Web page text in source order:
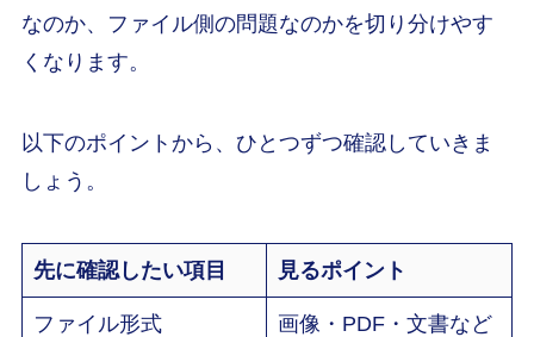
なのか、ファイル側の問題なのかを切り分けやす
くなります。
以下のポイントから、ひとつずつ確認していきま
しょう。
先に確認したい項目 見るポイント
ファイル形式
画像・PDF・文書など